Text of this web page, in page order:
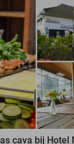
cava bij Hotel